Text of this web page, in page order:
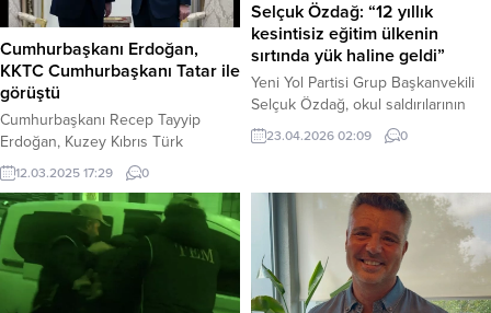
Cumhurbaşkanı Erdoğan,
KKTC Cumhurbaşkanı Tatar ile
görüştü
Cumhurbaşkanı Recep Tayyip
Erdoğan, Kuzey Kıbrıs Türk
Cumhuriyeti (KKTC) Cumhurbaşkanı
Ersin Tatar ile Cumhurbaşkanlığı
Külliyesi’nde görüştü. Ulusal
Gündem sitesinden daha fazla şey
keşfedin Subscribe to get the
latest posts sent to your email. E-
postanızı yazın… Abone ol
12.03.2025 17:29 0
Selçuk Özdağ: “12 yıllık
kesintisiz eğitim ülkenin
sırtında yük haline geldi”
Yeni Yol Partisi Grup Başkanvekili
Selçuk Özdağ, okul saldırılarının
ardından eğitim sistemini yaylım
ateşine tuttu: “Müdürlerin eli kolu
ailelere hukuki sorumluluk
getirilmeli.” Haber Merkezi – Yeni
Yol Partisi Grup Başkanvekili Selçuk
Özdağ, TBMM’de düzenlediği basın
toplantısında Şanlıurfa ve
Kahramanmaraş’taki okul saldırıları
23.04.2026 02:09 0